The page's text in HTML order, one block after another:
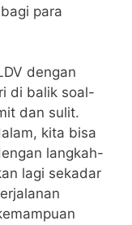
para
dengan
di balik soal-
⁣dan sulit.​
kita bisa‌
langkah-
lagi sekadar